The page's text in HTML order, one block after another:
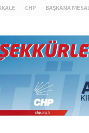
CHP BAŞKANA MESAJ